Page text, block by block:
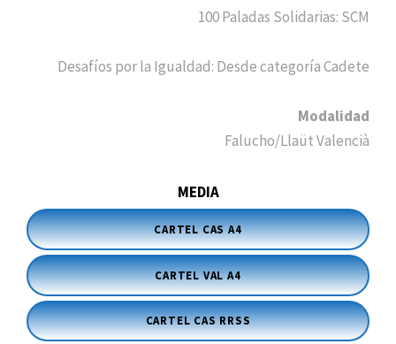
100 Paladas Solidarias: SCM
Desafíos por la Igualdad: Desde categoría Cadete
Modalidad
Falucho/Llaüt Valencià
MEDIA
CARTEL CAS A4
CARTEL VAL A4
CARTEL CAS RRSS